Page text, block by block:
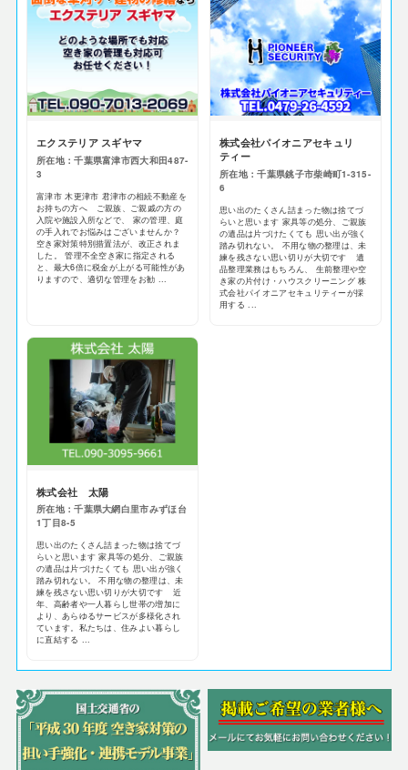
エクステリア スギヤマ
所在地：千葉県富津市西大和田487-
3
富津市 木更津市 君津市の相続不動産を
お持ちの方へ ご親族、ご親戚の方の
入院や施設入所などで、 家の管理、庭
の手入れでお悩みはございませんか？
空き家対策特別措置法が、改正されま
した。 管理不全空き家に指定される
と、最大6倍に税金が上がる可能性があ
りますので、適切な管理をお勧 ...
株式会社パイオニアセキュリ
ティー
所在地：千葉県銚子市柴崎町1-315-
6
思い出のたくさん詰まった物は捨てづ
らいと思います 家具等の処分、ご親族
の遺品は片づけたくても 思い出が強く
踏み切れない。 不用な物の整理は、未
練を残さない思い切りが大切です 遺
品整理業務はもちろん、 生前整理や空
き家の片付け・ハウスクリーニング 株
式会社パイオニアセキュリティーが採
用する ...
株式会社 太陽
所在地：千葉県大網白里市みずほ台
1丁目8-5
思い出のたくさん詰まった物は捨てづ
らいと思います 家具等の処分、ご親族
の遺品は片づけたくても 思い出が強く
踏み切れない。 不用な物の整理は、未
練を残さない思い切りが大切です 近
年、高齢者や一人暮らし世帯の増加に
より、あらゆるサービスが多様化され
ています。私たちは、住みよい暮らし
に直結する ...